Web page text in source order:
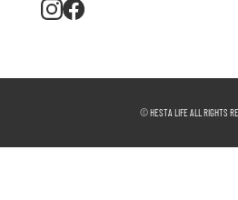
© HESTA LIFE ALL RIGHTS